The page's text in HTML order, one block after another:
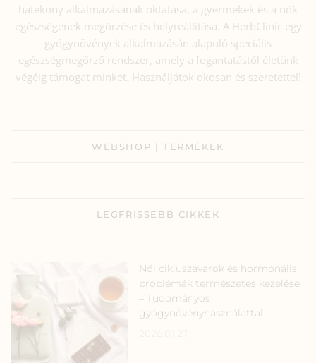
hatékony alkalmazásának oktatása, a gyermekek és a nők
egészségének megőrzése és helyreállítása. A HerbClinic egy
gyógynövények alkalmazásán alapuló speciális
egészségmegőrző rendszer, amely a fogantatástól életünk
végéig támogat minket. Használjátok okosan és szeretettel!
WEBSHOP | TERMÉKEK
LEGFRISSEBB CIKKEK
Női cikluszavarok és hormonális
problémák természetes kezelése
– Tudományos
gyógynövényhasználattal